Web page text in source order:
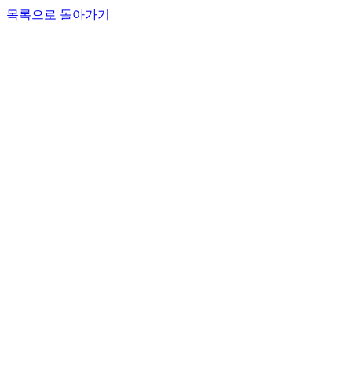
목록으로 돌아가기